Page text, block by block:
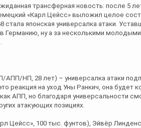
трансферная новость: после 5
«Карл Цейсс» выложил целое
стала японская универсалка атаки.
Германию, ну а за несколькими
АПП/НП, 28 лет) – универсалка атаки
реакция на уход Уны Ранкич, она будет
АПП, но благодаря универсальности
атакующих позициях.
Цейсс», 100 тыс. фунтов), Эйвёр